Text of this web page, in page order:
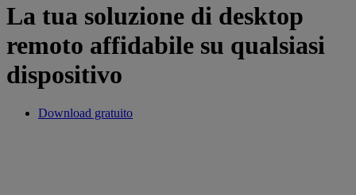
La tua soluzione di desktop
remoto affidabile su qualsiasi
dispositivo
Download gratuito